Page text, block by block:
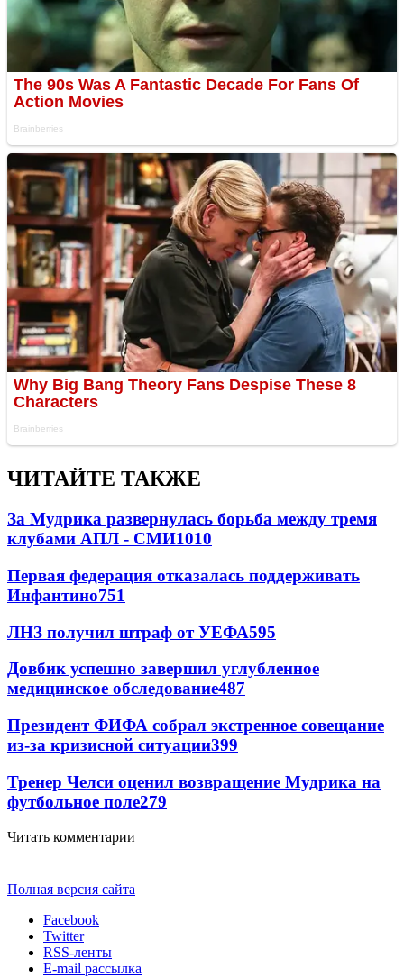
ЧИТАЙТЕ ТАКЖЕ
За Мудрика развернулась борьба между тремя
клубами АПЛ - СМИ1010
Первая федерация отказалась поддерживать
Инфантино751
ЛНЗ получил штраф от УЕФА595
Довбик успешно завершил углубленное
медицинское обследование487
Президент ФИФА собрал экстренное совещание
из-за кризисной ситуации399
Тренер Челси оценил возвращение Мудрика на
футбольное поле279
Читать комментарии
Полная версия сайта
Facebook
Twitter
RSS-ленты
E-mail рассылка